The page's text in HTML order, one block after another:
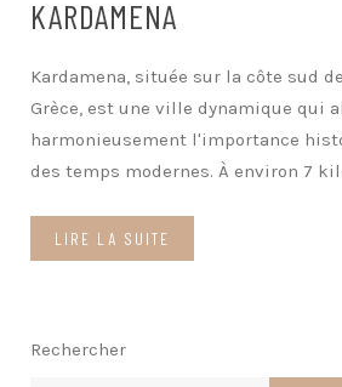
KARDAMENA
Kardamena, située sur la côte sud
Grèce, est une ville dynamique qui
harmonieusement l'importance
des temps modernes. À environ 7
LIRE LA SUITE
Rechercher